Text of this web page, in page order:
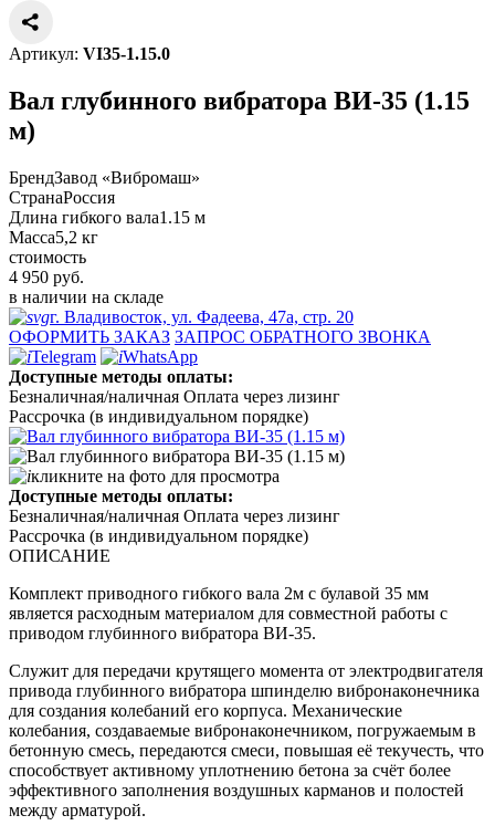
Артикул: VI35-1.15.0
Вал глубинного вибратора ВИ-35 (1.15
м)
БрендЗавод «Вибромаш»
СтранаРоссия
Длина гибкого вала1.15 м
Масса5,2 кг
стоимость
4 950 руб.
в наличии на складе
г. Владивосток, ул. Фадеева, 47а, стр. 20
ОФОРМИТЬ ЗАКАЗ ЗАПРОС ОБРАТНОГО ЗВОНКА
Telegram
WhatsApp
Доступные методы оплаты:
Безналичная/наличная Оплата через лизинг
Рассрочка (в индивидуальном порядке)
кликните на фото для просмотра
Доступные методы оплаты:
Безналичная/наличная Оплата через лизинг
Рассрочка (в индивидуальном порядке)
ОПИСАНИЕ
Комплект приводного гибкого вала 2м с булавой 35 мм
является расходным материалом для совместной работы с
приводом глубинного вибратора ВИ-35.
Служит для передачи крутящего момента от электродвигателя
привода глубинного вибратора шпинделю вибронаконечника
для создания колебаний его корпуса. Механические
колебания, создаваемые вибронаконечником, погружаемым в
бетонную смесь, передаются смеси, повышая её текучесть, что
способствует активному уплотнению бетона за счёт более
эффективного заполнения воздушных карманов и полостей
между арматурой.